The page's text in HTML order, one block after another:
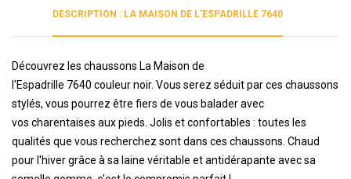
DESCRIPTION : LA MAISON DE L'ESPADRILLE 7640
Découvrez les chaussons La Maison de
l'Espadrille 7640 couleur noir. Vous serez séduit par ces chaussons
stylés, vous pourrez être fiers de vous balader avec
vos charentaises aux pieds. Jolis et confortables : toutes les
qualités que vous recherchez sont dans ces chaussons. Chaud
pour l'hiver grâce à sa laine véritable et antidérapante avec sa